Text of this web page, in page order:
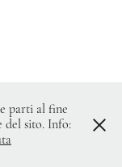
parti al fine
del sito. Info: